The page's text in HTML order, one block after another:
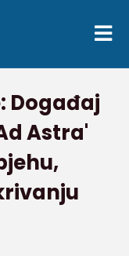
Događaj
Astra'